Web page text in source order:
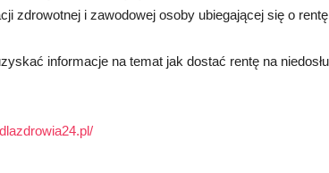
zdrowotnej i zawodowej osoby ubiegającej się o
informacje na temat jak dostać rentę na